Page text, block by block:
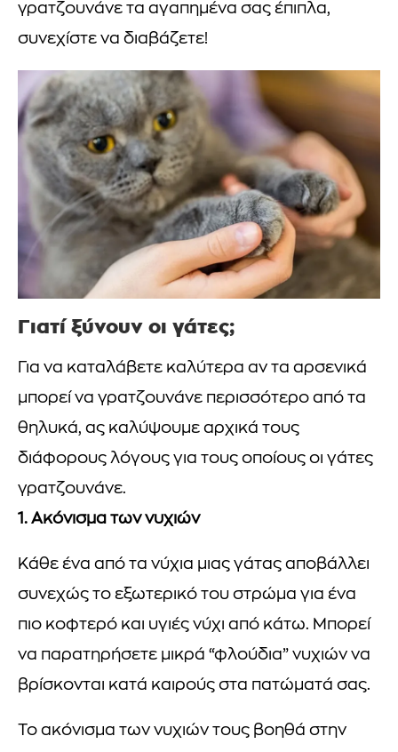
γρατζουνάνε τα αγαπημένα σας έπιπλα,
συνεχίστε να διαβάζετε!
Γιατί ξύνουν οι γάτες;
Για να καταλάβετε καλύτερα αν τα αρσενικά
μπορεί να γρατζουνάνε περισσότερο από τα
θηλυκά, ας καλύψουμε αρχικά τους
διάφορους λόγους για τους οποίους οι γάτες
γρατζουνάνε.
1. Ακόνισμα των νυχιών
Κάθε ένα από τα νύχια μιας γάτας αποβάλλει
συνεχώς το εξωτερικό του στρώμα για ένα
πιο κοφτερό και υγιές νύχι από κάτω. Μπορεί
να παρατηρήσετε μικρά “φλούδια” νυχιών να
βρίσκονται κατά καιρούς στα πατώματά σας.
Το ακόνισμα των νυχιών τους βοηθά στην